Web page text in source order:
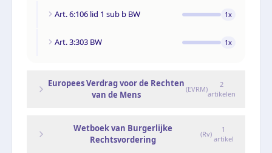
Art. 6:106 lid 1 sub b BW 1x
Art. 3:303 BW 1x
Europees Verdrag voor de Rechten
van de Mens
(EVRM)
2
artikelen
Wetboek van Burgerlijke
Rechtsvordering
(Rv)
1
artikel